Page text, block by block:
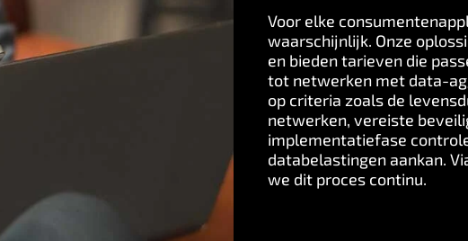
Voor elke
waarschijnlijk. Onze
en bieden tarieven die
tot netwerken met data-
op criteria zoals de
netwerken, vereiste
implementatiefase
databelastingen aankan.
we dit proces continu.